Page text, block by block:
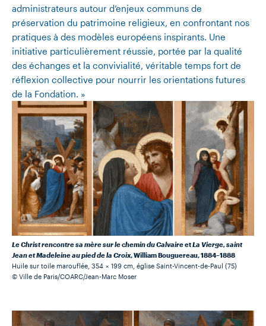
administrateurs autour d’enjeux communs de
préservation du patrimoine religieux, en confrontant nos
pratiques à des modèles européens inspirants. Une
initiative particulièrement réussie, portée par la qualité
des échanges et la convivialité, véritable temps fort de
réflexion collective pour nourrir les orientations futures
de la Fondation. »
Le Christ rencontre sa mère sur le chemin du CalvaireetLa Vierge, saint
Jean et Madeleine au pied de la Croix, William Bouguereau, 1884–1888
Huile sur toile marouflée, 354 × 199 cm, église Saint-Vincent-de-Paul (75)
© Ville de Paris/COARC/Jean-Marc Moser